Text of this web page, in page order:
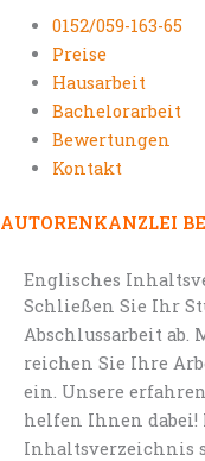
0152/059-163-65
Preise
Hausarbeit
Bachelorarbeit
Bewertungen
Kontakt
AUTORENKANZLEI
Englisches
Schließen Sie Ihr
Abschlussarbeit
reichen Sie Ihre
ein. Unsere
helfen Ihnen dabei!
Inhaltsverzeichnis